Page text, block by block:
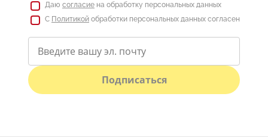
Даю согласие на обработку персональных данных
С Политикой обработки персональных данных согласен
Подписаться